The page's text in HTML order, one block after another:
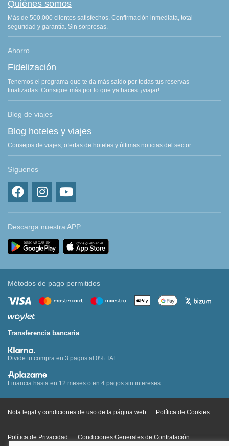
Quiénes somos
Más de 500.000 clientes satisfechos. Confirmación inmediata, total
seguridad y garantía. Sin sorpresas.
Ahorro
Fidelización
Tenemos el programa que te da más saldo por todas tus reservas
finalizadas. Consigue más por lo que ya haces: ¡viajar!
Blog de viajes
Blog hoteles y viajes
Consejos de viajes, ofertas de hoteles y últimas noticias del sector.
Síguenos
Descarga nuestra APP
Métodos de pago permitidos
Transferencia bancaria
Divide tu compra en 3 pagos al 0% TAE
Financia hasta en 12 meses o en 4 pagos sin intereses
Nota legal y condiciones de uso de la página web Política de Cookies
Política de Privacidad Condiciones Generales de Contratación